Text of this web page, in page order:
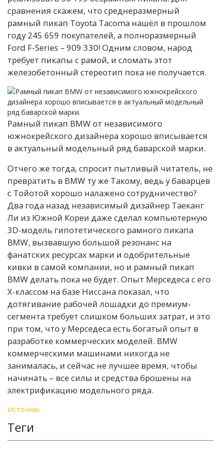
сравнения скажем, что среднеразмерный
рамный пикап Toyota Tacoma нашёл в прошлом
году 245 659 покупателей, а полноразмерный
Ford F-Series – 909 330! Одним словом, народ
требует пикапы с рамой, и сломать этот
железобетонный стереотип пока не получается.
Рамный пикап BMW от независимого
южнокрейского дизайнера хорошо вписывается
в актуальный модельный ряд баварской марки.
Отчего же тогда, спросит пытливый читатель, не
превратить в BMW ту же Такому, ведь у баварцев
с Тойотой хорошо налажено сотрудничество?
Два года назад независимый дизайнер Таеканг
Ли из Южной Кореи даже сделал компьютерную
3D-модель гипотетического рамного пикапа
BMW, вызвавшую большой резонанс на
фанатских ресурсах марки и одобрительные
кивки в самой компании, но и рамный пикап
BMW делать пока не будет. Опыт Мерседеса с его
Х-классом на базе Ниссана показал, что
дотягивание рабочей лошадки до премиум-
сегмента требует слишком больших затрат, и это
при том, что у Мерседеса есть богатый опыт в
разработке коммерческих моделей. BMW
коммерческими машинами никогда не
занималась, и сейчас не лучшее время, чтобы
начинать – все силы и средства брошены на
электрификацию модельного ряда.
Источник
Теги